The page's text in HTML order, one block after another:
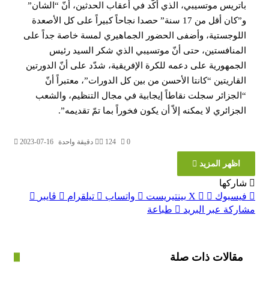
موتسيبي، الذي أكّد في أعقاب الحدثين، أنّ “الشان”
أقل من 17 سنة” حصدا
نجاحاً كبيراً على كل الأصعدة
وأضفى الحضور الجماهيري لمسة خاصة جداً على
حتى أنّ موتسيبي الذي شكر السيد رئيس
على دعمه للكرة الإفريقية، شدّد على أنّ الدورتين
“كانتا الأحسن من بين كل الدورات”، معتبراً أنّ
سجلت نقاطاً إيجابية في مجال التنظيم، والشعب
لا يمكنه إلاّ أن يكون فخوراً بما تمّ تقديمه”.
2023-07-16 دقيقة واحدة
المزيد
‫X بينتيريست واتساب تيلقرام
ڤايبر
عبر البريد
طباعة
ذات صلة